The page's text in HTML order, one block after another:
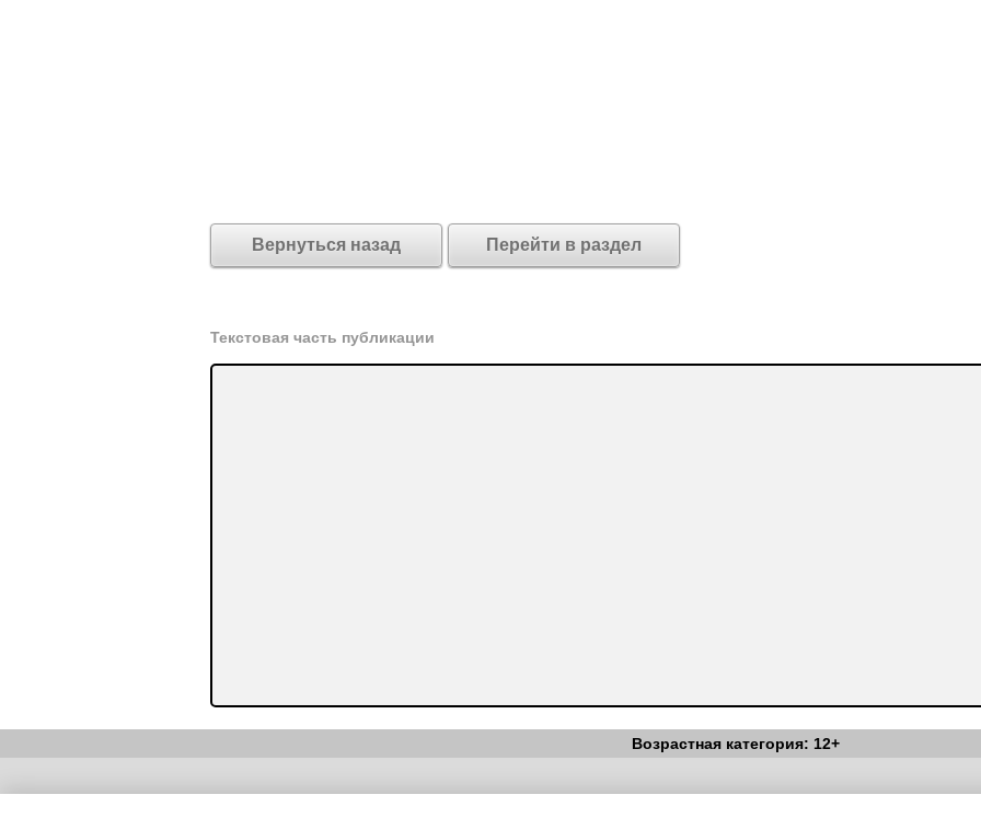
Вернуться назад Перейти в раздел
Текстовая часть публикации
Возрастная категория: 12+
Copyright (c) |Вестник Педагога|Об издании|Условия|Политика